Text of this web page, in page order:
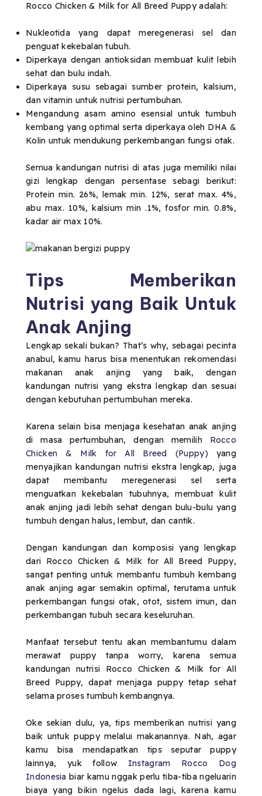
Rocco Chicken & Milk for All Breed Puppy adalah:
Nukleotida yang dapat meregenerasi sel dan
penguat kekebalan tubuh.
Diperkaya dengan antioksidan membuat kulit lebih
sehat dan bulu indah.
Diperkaya susu sebagai sumber protein, kalsium,
dan vitamin untuk nutrisi pertumbuhan.
Mengandung asam amino esensial untuk tumbuh
kembang yang optimal serta diperkaya oleh DHA &
Kolin untuk mendukung perkembangan fungsi otak.
Semua kandungan nutrisi di atas juga memiliki nilai
gizi lengkap dengan persentase sebagi berikut:
Protein min. 26%, lemak min. 12%, serat max. 4%,
abu max. 10%, kalsium min .1%, fosfor min. 0.8%,
kadar air max 10%.
Tips Memberikan
Nutrisi yang Baik Untuk
Anak Anjing
Lengkap sekali bukan? That’s why, sebagai pecinta
anabul, kamu harus bisa menentukan rekomendasi
makanan anak anjing yang baik, dengan
kandungan nutrisi yang ekstra lengkap dan sesuai
dengan kebutuhan pertumbuhan mereka.
Karena selain bisa menjaga kesehatan anak anjing
di masa pertumbuhan, dengan memilih Rocco
Chicken & Milk for All Breed (Puppy) yang
menyajikan kandungan nutrisi ekstra lengkap, juga
dapat membantu meregenerasi sel serta
menguatkan kekebalan tubuhnya, membuat kulit
anak anjing jadi lebih sehat dengan bulu-bulu yang
tumbuh dengan halus, lembut, dan cantik.
Dengan kandungan dan komposisi yang lengkap
dari Rocco Chicken & Milk for All Breed Puppy,
sangat penting untuk membantu tumbuh kembang
anak anjing agar semakin optimal, terutama untuk
perkembangan fungsi otak, otot, sistem imun, dan
perkembangan tubuh secara keseluruhan.
Manfaat tersebut tentu akan membantumu dalam
merawat puppy tanpa worry, karena semua
kandungan nutrisi Rocco Chicken & Milk for All
Breed Puppy, dapat menjaga puppy tetap sehat
selama proses tumbuh kembangnya.
Oke sekian dulu, ya, tips memberikan nutrisi yang
baik untuk puppy melalui makanannya. Nah, agar
kamu bisa mendapatkan tips seputar puppy
lainnya, yuk follow Instagram Rocco Dog
Indonesia biar kamu nggak perlu tiba-tiba ngeluarin
biaya yang bikin ngelus dada lagi, karena kamu